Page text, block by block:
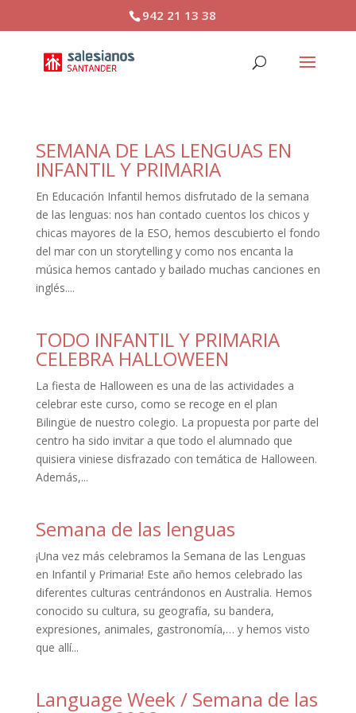
942 21 13 38
SEMANA DE LAS LENGUAS EN
INFANTIL Y PRIMARIA
En Educación Infantil hemos disfrutado de la semana
de las lenguas: nos han contado cuentos los chicos y
chicas mayores de la ESO, hemos descubierto el fondo
del mar con un storytelling y como nos encanta la
música hemos cantado y bailado muchas canciones en
inglés....
TODO INFANTIL Y PRIMARIA
CELEBRA HALLOWEEN
La fiesta de Halloween es una de las actividades a
celebrar este curso, como se recoge en el plan
Bilingüe de nuestro colegio. La propuesta por parte del
centro ha sido invitar a que todo el alumnado que
quisiera viniese disfrazado con temática de Halloween.
Además,...
Semana de las lenguas
¡Una vez más celebramos la Semana de las Lenguas
en Infantil y Primaria! Este año hemos celebrado las
diferentes culturas centrándonos en Australia. Hemos
conocido su cultura, su geografía, su bandera,
expresiones, animales, gastronomía,… y hemos visto
que allí...
Language Week / Semana de las